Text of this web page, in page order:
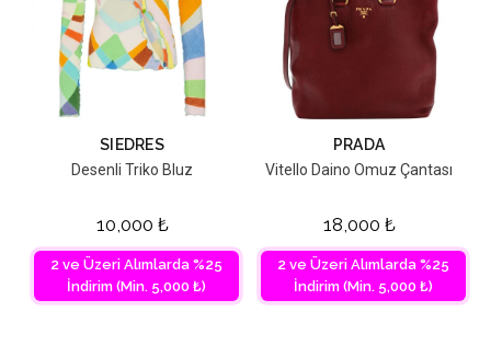
SIEDRES
Desenli Triko Bluz
10,000 ₺
2 ve Üzeri Alımlarda %25
İndirim (Min. 5,000 ₺)
PRADA
Vitello Daino Omuz Çantası
18,000 ₺
2 ve Üzeri Alımlarda %25
İndirim (Min. 5,000 ₺)